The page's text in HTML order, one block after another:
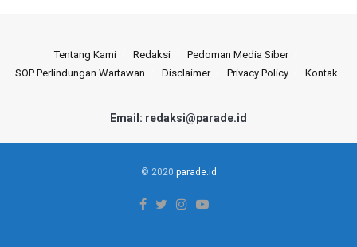
Tentang Kami Redaksi
Pedoman Media Siber
SOP Perlindungan Wartawan
Disclaimer Privacy Policy Kontak
Email: redaksi@parade.id
© 2020 parade.id